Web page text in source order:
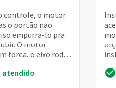
controle, o motor
o portão nao
empurra-lo pra
O motor
força, o eixo roda,
atendido